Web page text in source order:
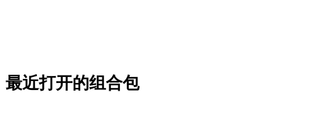
最近打开的组合包